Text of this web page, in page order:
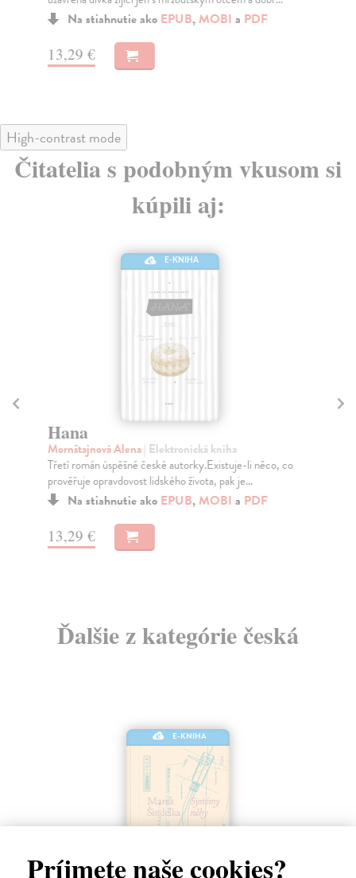
Príjmete naše cookies?
Na stiahnutie ako EPUB,MOBI a PDF
13,29 €
High-contrast mode
Čitatelia s podobným vkusom si
kúpili aj:
E-KNIHA
Hana
Mornštajnová Alena| Elektronická kniha
Třetí román úspěšné české autorky.Existuje-li něco, co
prověřuje opravdovost lidského života, pak je...
Na stiahnutie ako EPUB,MOBI a PDF
13,29 €
Ďalšie z kategórie česká
E-KNIHA